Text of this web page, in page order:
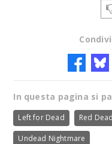
In questa pagina si
Left for Dead Red
Undead Nightmare